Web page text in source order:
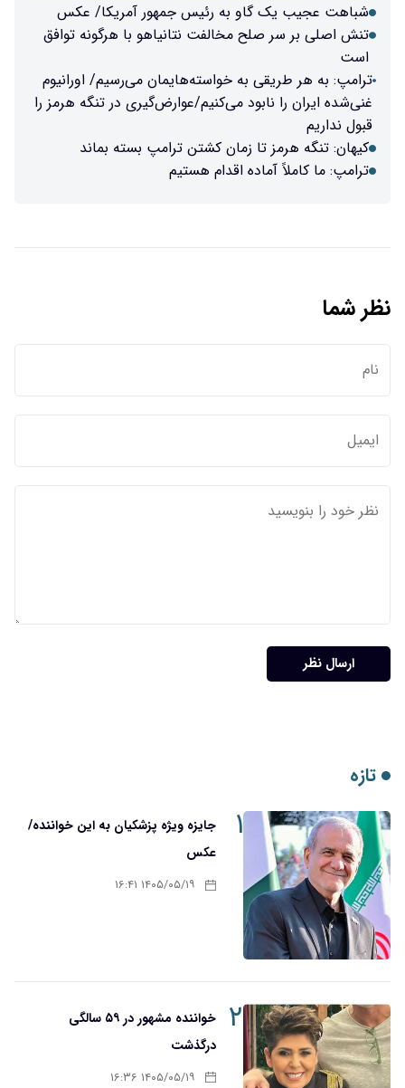
شباهت عجیب یک گاو به رئیس جمهور آمریکا/ عکس
تنش اصلی بر سر صلح مخالفت نتانیاهو با هرگونه توافق
است
ترامپ: به هر طریقی به خواسته‌هایمان می‌رسیم/ اورانیوم
غنی‌شده ایران را نابود می‌کنیم/عوارض‌گیری در تنگه هرمز را
قبول نداریم
کیهان: تنگه هرمز تا زمان کشتن ترامپ بسته بماند
ترامپ: ما کاملاً آماده اقدام هستیم
نظر شما
ارسال نظر
تازه
۱
جایزه ویژه پزشکیان به این خواننده/
عکس
۱۴۰۵/۰۵/۱۹ ۱۶:۴۱
۲
خواننده مشهور در ۵۹ سالگی
درگذشت
۱۴۰۵/۰۵/۱۹ ۱۶:۳۶